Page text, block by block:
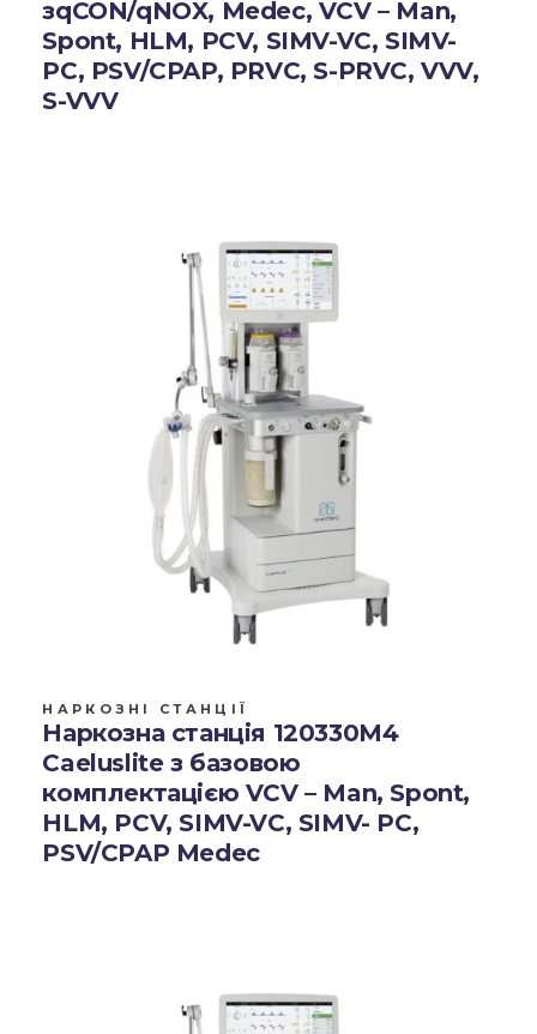
зqCON/qNOX, Medec, VCV – Man,
Spont, HLM, PCV, SIMV-VC, SIMV-
PC, PSV/CPAP, PRVC, S-PRVC, VVV,
S-VVV
НАРКОЗНІ СТАНЦІЇ
Наркозна станція 120330M4
Caeluslite з базовою
комплектацією VCV – Man, Spont,
HLM, PCV, SIMV-VC, SIMV- PC,
PSV/CPAP Medec